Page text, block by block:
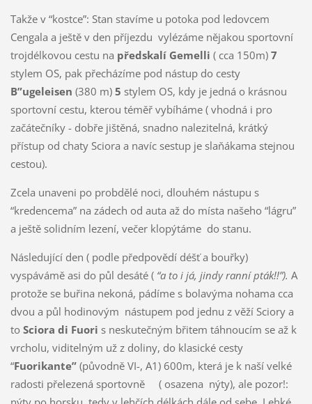
Takže v “kostce”: Stan stavíme u potoka pod ledovcem
Cengala a ještě v den příjezdu vylézáme nějakou sportovní
trojdélkovou cestu na předskalí Gemelli ( cca 150m) 7
stylem OS, pak přecházíme pod nástup do cesty
B”ugeleisen (380 m) 5 stylem OS, kdy je jedná o krásnou
sportovní cestu, kterou téměř vybíháme ( vhodná i pro
začátečníky - dobře jištěná, snadno nalezitelná, krátký
přístup od chaty Sciora a navíc sestup je slaňákama stejnou
cestou).
Zcela unaveni po probdělé noci, dlouhém nástupu s
“kredencema” na zádech od auta až do místa našeho “lágru”
a ještě solidním lezení, večer klopýtáme do stanu.
Následující den ( podle předpovědí déšť a bouřky)
vyspávámě asi do půl desáté (“a to i já, jindy ranní pták!!”). A
protože se buřina nekoná, pádíme s bolavýma nohama cca
dvou a půl hodinovým nástupem pod jednu z věží Sciory a
to Sciora di Fuori s neskutečným břitem táhnoucím se až k
vrcholu, viditelným už z doliny, do klasické cesty
“Fuorikante” (původně VI-, A1) 600m, která je k naší velké
radosti přelezená sportovně ( osazena nýty), ale pozor!: